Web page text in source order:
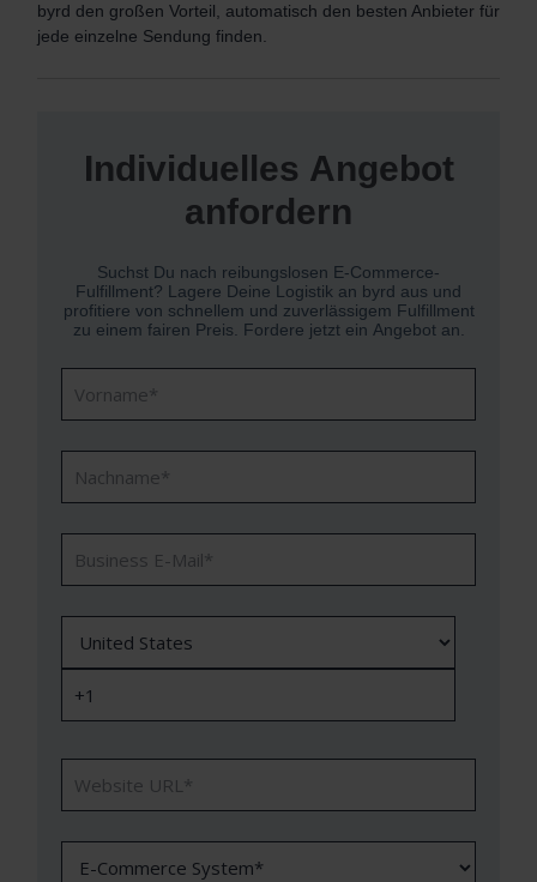
byrd den großen Vorteil, automatisch den besten Anbieter für
jede einzelne Sendung finden.
Individuelles Angebot
anfordern
Suchst Du nach reibungslosen E-Commerce-
Fulfillment? Lagere Deine Logistik an byrd aus und
profitiere von schnellem und zuverlässigem Fulfillment
zu einem fairen Preis. Fordere jetzt ein Angebot an.